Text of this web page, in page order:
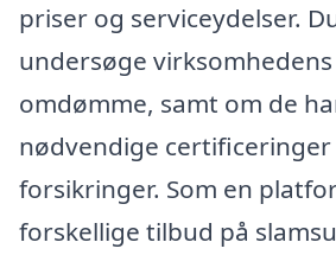
priser og serviceydelser.
undersøge
omdømme, samt om de
nødvendige certificeringer
forsikringer. Som en
forskellige tilbud på